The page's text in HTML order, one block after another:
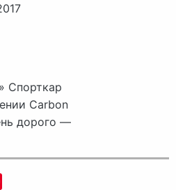
» Спорткар
Carbon
дорого —